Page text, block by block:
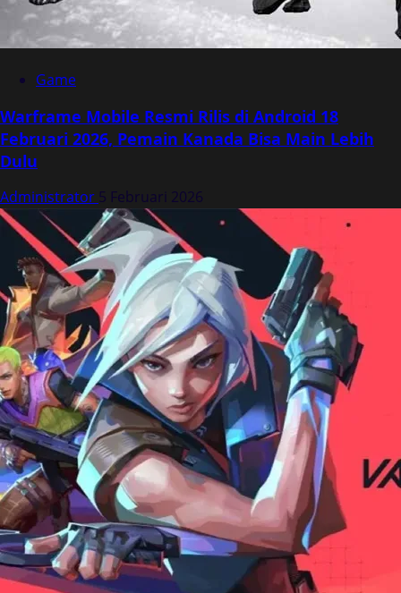
Game
Warframe Mobile Resmi Rilis di Android 18
Februari 2026, Pemain Kanada Bisa Main Lebih
Dulu
Administrator 5 Februari 2026